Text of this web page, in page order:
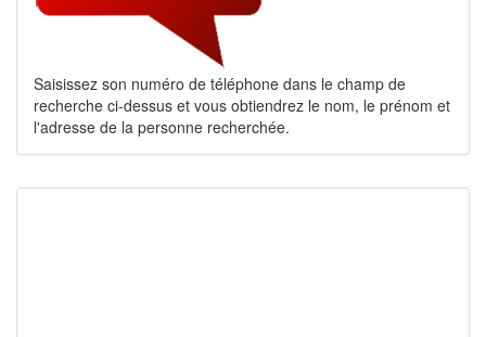
Saisissez son numéro de téléphone dans le champ de
recherche ci-dessus et vous obtiendrez le nom, le prénom et
l'adresse de la personne recherchée.